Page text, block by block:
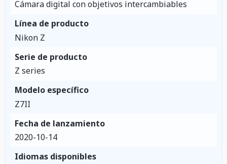
Cámara digital con objetivos intercambiables
Línea de producto
Nikon Z
Serie de producto
Z series
Modelo específico
Z7II
Fecha de lanzamiento
2020-10-14
Idiomas disponibles